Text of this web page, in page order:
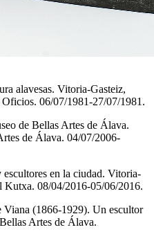
alavesas. Vitoria-Gasteiz,
06/07/1981-27/07/1981.
de Bellas Artes de Álava.
de Álava. 04/07/2006-
en la ciudad. Vitoria-
Kutxa. 08/04/2016-05/06/2016.
Viana (1866-1929). Un escultor
Artes de Álava.